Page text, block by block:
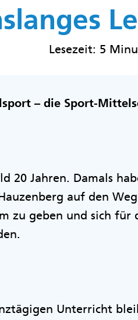
Lesezeit: 5
– die Sport-
20 Jahren. Damals
auf den
zu geben und sich
Unterricht